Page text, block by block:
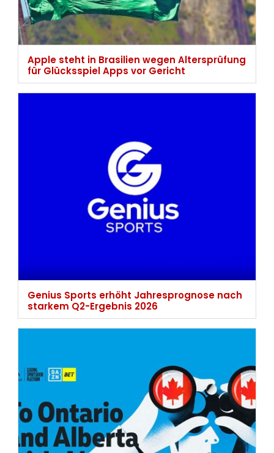
Apple steht in Brasilien wegen Altersprüfung
für Glücksspiel Apps vor Gericht
Genius Sports erhöht Jahresprognose nach
starkem Q2-Ergebnis 2026